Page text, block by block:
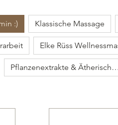
:) Klassische Massage
Elke Rüss
Pflanzenextrakte & Ätherische Öle